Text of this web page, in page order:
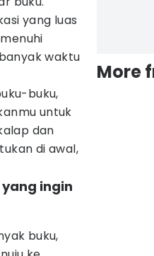
yang luas
waktu
buku,
untuk
dan
di awal,
ingin
buku,
More